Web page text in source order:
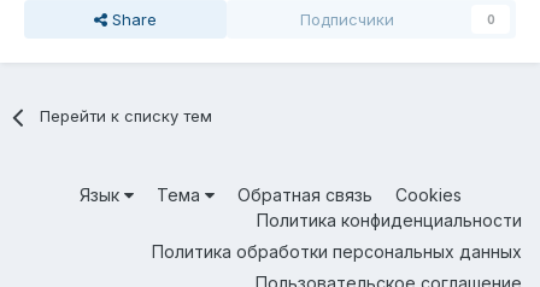
Share Подписчики 0
Перейти к списку тем
Язык Тема Обратная связь
Cookies
Политика конфиденциальности
Политика обработки персональных данных